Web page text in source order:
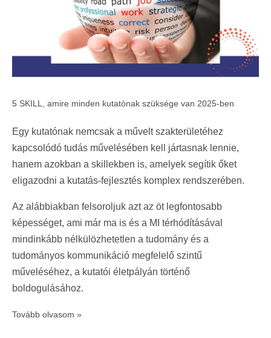
5 SKILL, amire minden kutatónak szüksége van 2025-ben
Egy kutatónak nemcsak a művelt szakterületéhez
kapcsolódó tudás művelésében kell jártasnak lennie,
hanem azokban a skillekben is, amelyek segítik őket
eligazodni a kutatás-fejlesztés komplex rendszerében.
Az alábbiakban felsoroljuk azt az öt legfontosabb
képességet, ami már ma is és a MI térhódításával
mindinkább nélkülözhetetlen a tudomány és a
tudományos kommunikáció megfelelő szintű
műveléséhez, a kutatói életpályán történő
boldogulásához.
Tovább olvasom »